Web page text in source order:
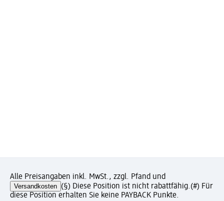
Alle Preisangaben inkl. MwSt., zzgl. Pfand und
Versandkosten (§) Diese Position ist nicht rabattfähig.(#) Für
diese Position erhalten Sie keine PAYBACK Punkte.